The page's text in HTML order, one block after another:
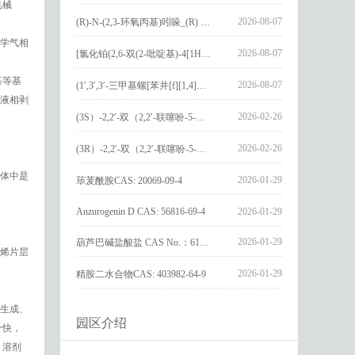
械
气相
基
相剥
中是
片层
成、
，
剂
2026-08-07
2026-08-07
2026-08-07
2026-02-26
2026-02-26
荜茇酰胺CAS: 20069-09-4 2026-01-29
Anzurogenin D CAS: 56816-69-4 2026-01-29
2026-01-29
精胺二水合物CAS: 403982-64-9 2026-01-29
园区介绍